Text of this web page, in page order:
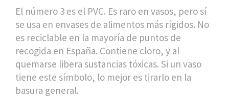
El número 3 es el PVC. Es raro en vasos, pero sí
se usa en envases de alimentos más rígidos. No
es reciclable en la mayoría de puntos de
recogida en España. Contiene cloro, y al
quemarse libera sustancias tóxicas. Si un vaso
tiene este símbolo, lo mejor es tirarlo en la
basura general.